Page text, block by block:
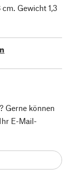
Gewicht 1,3
Gerne können
E-Mail-